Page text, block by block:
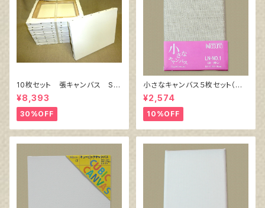
10枚セット 張キャンバス Sn
owWhite SPC（綿・ポリエステ
ル）F6 410㎜×318㎜
¥8,393
30%OFF
小さなキャンバス５枚セット（麻
キャンバス裏面張り）
¥2,574
10%OFF